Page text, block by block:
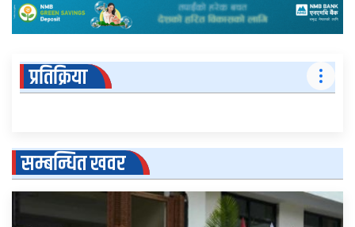
प्रतिक्रिया
सम्बन्धित खवर